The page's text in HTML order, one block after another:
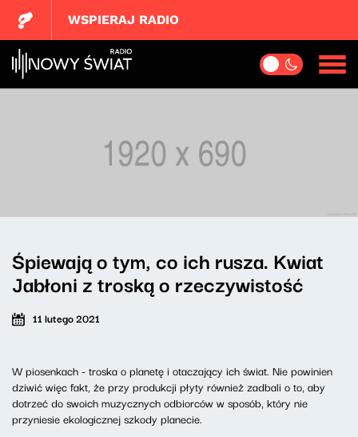
WSPIERAJ RADIO
Śpiewają o tym, co ich rusza. Kwiat
Jabłoni z troską o rzeczywistość
11 lutego 2021
W piosenkach - troska o planetę i otaczający ich świat. Nie powinien
dziwić więc fakt, że przy produkcji płyty również zadbali o to, aby
dotrzeć do swoich muzycznych odbiorców w sposób, który nie
przyniesie ekologicznej szkody planecie.